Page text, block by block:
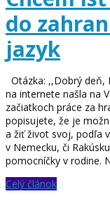
do
jazyk
Otázka: ,,Dobrý deň,
na internete našla na
začiatkoch práce za
popisujete, že je
a žiť život svoj, podľa
v Nemecku, či
pomocníčky v rodine.
Celý článok